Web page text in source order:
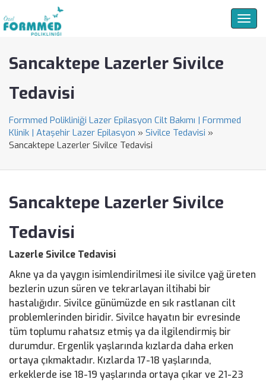
Sancaktepe Lazerler Sivilce
Tedavisi
Formmed Polikliniği Lazer Epilasyon Cilt Bakımı | Formmed
Klinik | Ataşehir Lazer Epilasyon » Sivilce Tedavisi »
Sancaktepe Lazerler Sivilce Tedavisi
Sancaktepe Lazerler Sivilce
Tedavisi
Lazerle Sivilce Tedavisi
Akne ya da yaygın isimlendirilmesi ile sivilce yağ üreten
bezlerin uzun süren ve tekrarlayan iltihabi bir
hastalığıdır. Sivilce günümüzde en sık rastlanan cilt
problemlerinden biridir. Sivilce hayatın bir evresinde
tüm toplumu rahatsız etmiş ya da ilgilendirmiş bir
durumdur. Ergenlik yaşlarında kızlarda daha erken
ortaya çıkmaktadır. Kızlarda 17-18 yaşlarında,
erkeklerde ise 18-19 yaşlarında ortaya çıkar ve 21-23